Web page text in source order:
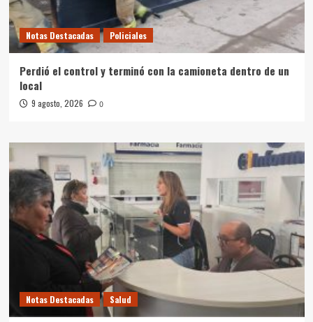
Notas Destacadas Policiales
Perdió el control y terminó con la camioneta dentro de un
local
9 agosto, 2026 0
Notas Destacadas Salud